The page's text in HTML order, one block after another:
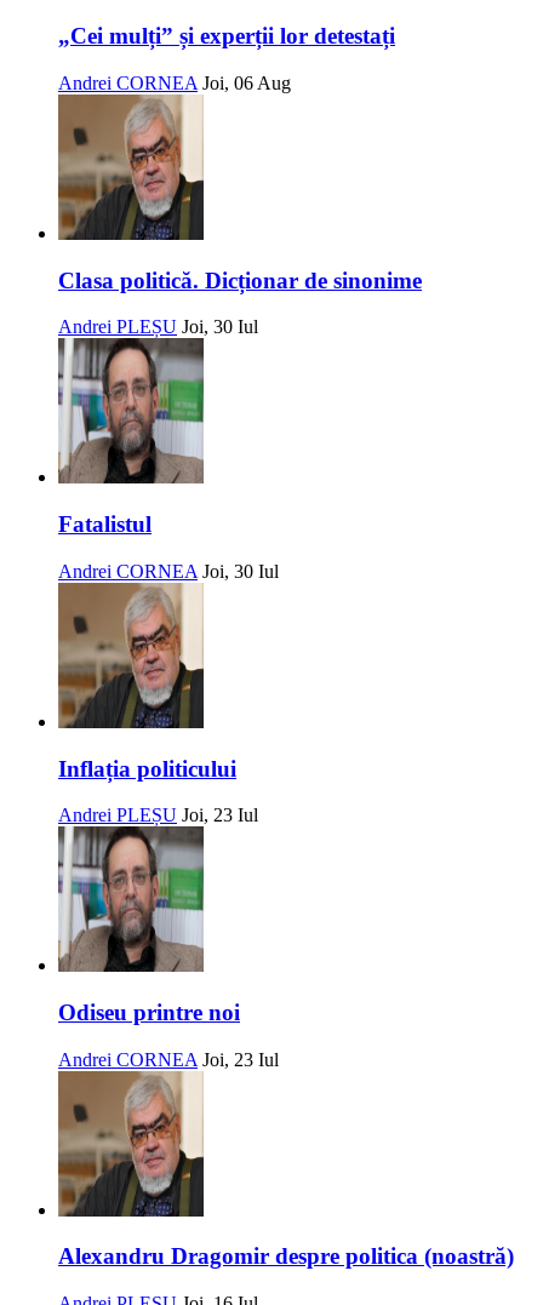
„Cei mulți” și experții lor detestați
Andrei CORNEA Joi, 06 Aug
Clasa politică. Dicționar de sinonime
Andrei PLEȘU Joi, 30 Iul
Fatalistul
Andrei CORNEA Joi, 30 Iul
Inflația politicului
Andrei PLEȘU Joi, 23 Iul
Odiseu printre noi
Andrei CORNEA Joi, 23 Iul
Alexandru Dragomir despre politica (noastră)